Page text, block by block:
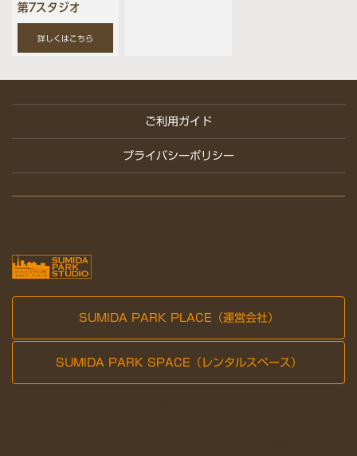
第7スタジオ
詳しくはこちら
ご利用ガイド
プライバシーポリシー
SUMIDA PARK PLACE（運営会社）
SUMIDA PARK SPACE（レンタルスペース）